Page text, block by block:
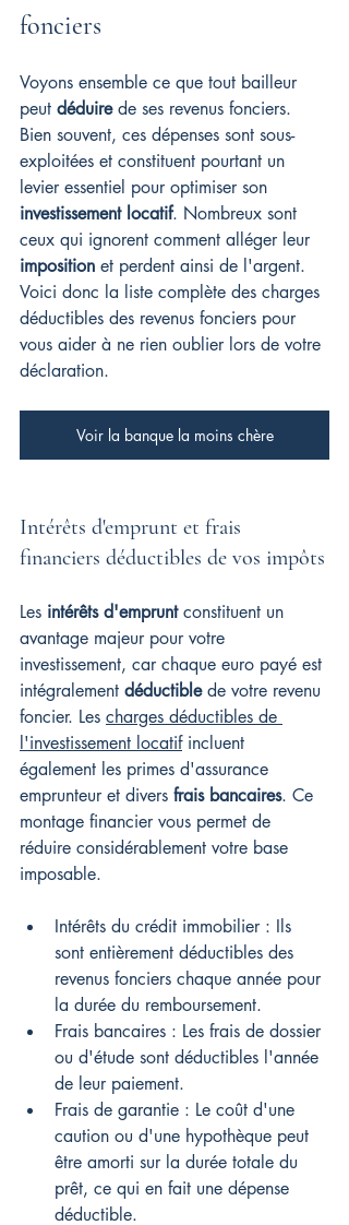
fonciers
Voyons ensemble ce que tout bailleur
peut déduire de ses revenus fonciers.
Bien souvent, ces dépenses sont sous-
exploitées et constituent pourtant un
levier essentiel pour optimiser son
investissement locatif. Nombreux sont
ceux qui ignorent comment alléger leur
imposition et perdent ainsi de l'argent.
Voici donc la liste complète des charges
déductibles des revenus fonciers pour
vous aider à ne rien oublier lors de votre
déclaration.
Voir la banque la moins chère
Intérêts d'emprunt et frais
financiers déductibles de vos impôts
Les intérêts d'emprunt constituent un
avantage majeur pour votre
investissement, car chaque euro payé est
intégralement déductible de votre revenu
foncier. Les charges déductibles de
l'investissement locatif incluent
également les primes d'assurance
emprunteur et divers frais bancaires. Ce
montage financier vous permet de
réduire considérablement votre base
imposable.
Intérêts du crédit immobilier : Ils
sont entièrement déductibles des
revenus fonciers chaque année pour
la durée du remboursement.
Frais bancaires : Les frais de dossier
ou d'étude sont déductibles l'année
de leur paiement.
Frais de garantie : Le coût d'une
caution ou d'une hypothèque peut
être amorti sur la durée totale du
prêt, ce qui en fait une dépense
déductible.